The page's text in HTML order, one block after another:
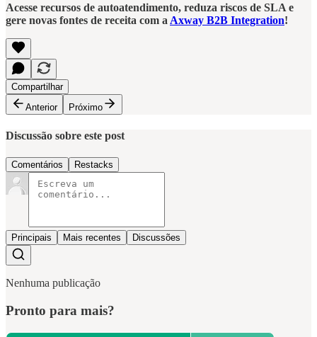
Acesse recursos de autoatendimento, reduza riscos de SLA e
gere novas fontes de receita com a Axway B2B Integration!
Compartilhar
Anterior
Próximo
Discussão sobre este post
Comentários Restacks
Principais Mais recentes Discussões
Nenhuma publicação
Pronto para mais?